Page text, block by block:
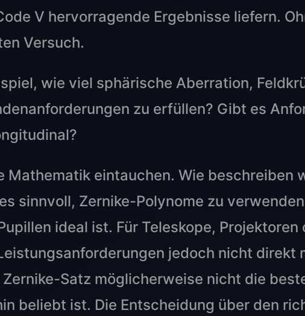
V hervorragende Ergebnisse liefern.
Versuch.
wie viel sphärische Aberration,
zu erfüllen? Gibt es
Mathematik eintauchen. Wie beschreiben
sinnvoll, Zernike-Polynome zu
ideal ist. Für Teleskope,
jedoch nicht direkt
Satz möglicherweise nicht die
beliebt ist. Die Entscheidung über den